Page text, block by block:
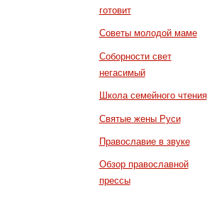
готовит
Советы молодой маме
Соборности свет
негасимый
Школа семейного чтения
Святые жены Руси
Православие в звуке
Обзор православной
прессы